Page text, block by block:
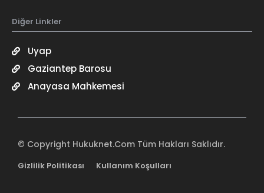
Diğer Linkler
Uyap
Gaziantep Barosu
Anayasa Mahkemesi
© Copyright Hukuknet.Com Tüm Hakları Saklıdır.
Gizlilik Politikası Kullanım Koşulları